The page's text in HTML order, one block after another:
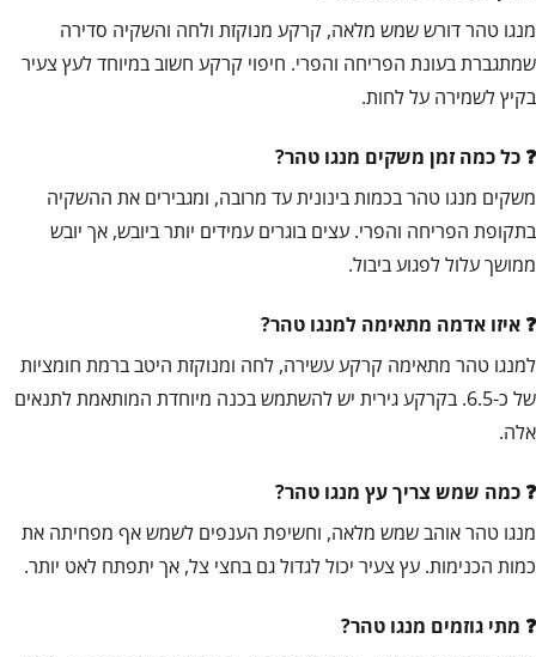
מנגו טהר דורש שמש מלאה, קרקע מנוקזת ולחה והשקיה סדירה
שמתגברת בעונת הפריחה והפרי. חיפוי קרקע חשוב במיוחד לעץ צעיר
בקיץ לשמירה על לחות.
כל כמה זמן משקים מנגו טהר?
משקים מנגו טהר בכמות בינונית עד מרובה, ומגבירים את ההשקיה
בתקופת הפריחה והפרי. עצים בוגרים עמידים יותר ביובש, אך יובש
ממושך עלול לפגוע ביבול.
איזו אדמה מתאימה למנגו טהר?
למנגו טהר מתאימה קרקע עשירה, לחה ומנוקזת היטב ברמת חומציות
של כ-6.5. בקרקע גירית יש להשתמש בכנה מיוחדת המותאמת לתנאים
אלה.
כמה שמש צריך עץ מנגו טהר?
מנגו טהר אוהב שמש מלאה, וחשיפת הענפים לשמש אף מפחיתה את
כמות הכנימות. עץ צעיר יכול לגדול גם בחצי צל, אך יתפתח לאט יותר.
מתי גוזמים מנגו טהר?